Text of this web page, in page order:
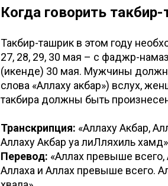
Когда говорить
Такбир-ташрик в этом году
27, 28, 29, 30 мая – с фаджр-
(икенде) 30 мая. Мужчины
слова «Аллаху акбар») вслух,
такбира должны быть
Транскрипция: «Аллаху Акбар,
Аллаху Акбар уа лиЛляхиль
Перевод: «Аллах превыше
Аллаха и Аллах превыше всего.